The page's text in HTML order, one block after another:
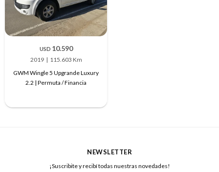
USD 10.590
2019
115.603 Km
GWM Wingle 5 Upgrande Luxury
2.2 | Permuta / Financia
NEWSLETTER
¡Suscribite y recibí todas nuestras novedades!